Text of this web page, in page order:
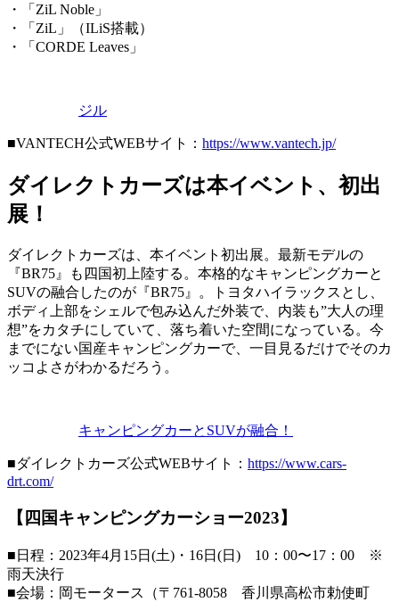
・「ZiL Noble」
・「ZiL」（ILiS搭載）
・「CORDE Leaves」
ジル
■VANTECH公式WEBサイト： https://www.vantech.jp/
ダイレクトカーズは本イベント、初出
展！
ダイレクトカーズは、本イベント初出展。最新モデルの
『BR75』も四国初上陸する。本格的なキャンピングカーと
SUVの融合したのが『BR75』。トヨタハイラックスとし、
ボディ上部をシェルで包み込んだ外装で、内装も”大人の理
想”をカタチにしていて、落ち着いた空間になっている。今
までにない国産キャンピングカーで、一目見るだけでそのカ
ッコよさがわかるだろう。
キャンピングカーとSUVが融合！
■ダイレクトカーズ公式WEBサイト： https://www.cars-
drt.com/
【四国キャンピングカーショー2023】
■日程：2023年4月15日(土)・16日(日) 10：00〜17：00 ※
雨天決行
■会場：岡モータース（〒761-8058 香川県高松市勅使町